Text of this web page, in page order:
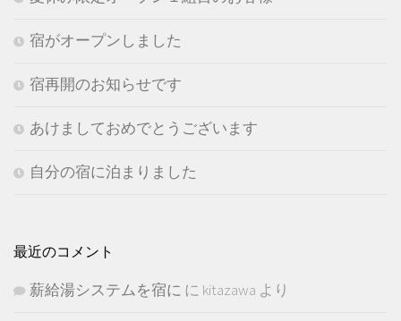
宿がオープンしました
宿再開のお知らせです
あけましておめでとうございます
自分の宿に泊まりました
最近のコメント
薪給湯システムを宿に に kitazawa より